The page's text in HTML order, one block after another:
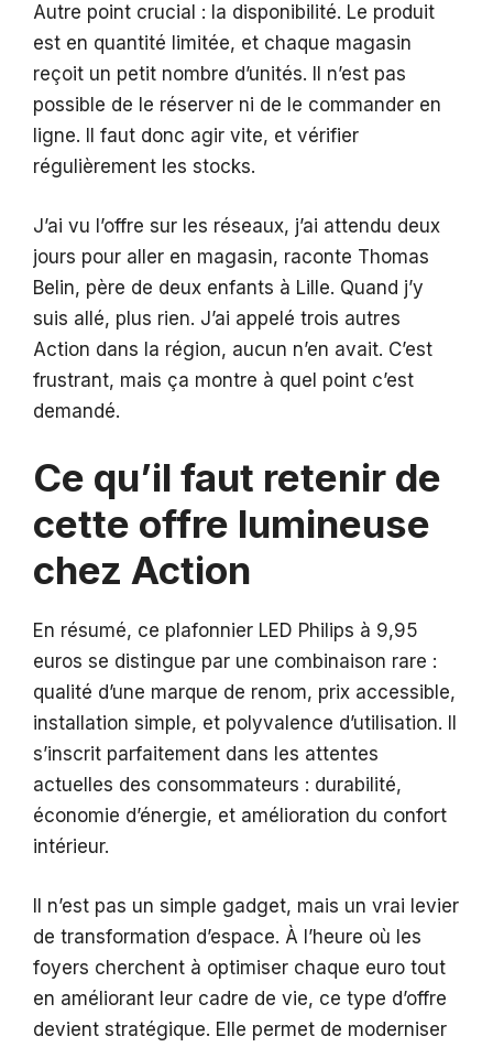
Autre point crucial : la disponibilité. Le produit
est en quantité limitée, et chaque magasin
reçoit un petit nombre d’unités. Il n’est pas
possible de le réserver ni de le commander en
ligne. Il faut donc agir vite, et vérifier
régulièrement les stocks.
J’ai vu l’offre sur les réseaux, j’ai attendu deux
jours pour aller en magasin, raconte Thomas
Belin, père de deux enfants à Lille. Quand j’y
suis allé, plus rien. J’ai appelé trois autres
Action dans la région, aucun n’en avait. C’est
frustrant, mais ça montre à quel point c’est
demandé.
Ce qu’il faut retenir de
cette offre lumineuse
chez Action
En résumé, ce plafonnier LED Philips à 9,95
euros se distingue par une combinaison rare :
qualité d’une marque de renom, prix accessible,
installation simple, et polyvalence d’utilisation. Il
s’inscrit parfaitement dans les attentes
actuelles des consommateurs : durabilité,
économie d’énergie, et amélioration du confort
intérieur.
Il n’est pas un simple gadget, mais un vrai levier
de transformation d’espace. À l’heure où les
foyers cherchent à optimiser chaque euro tout
en améliorant leur cadre de vie, ce type d’offre
devient stratégique. Elle permet de moderniser